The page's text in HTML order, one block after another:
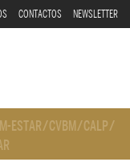
CONTACTOS NEWSLETTER
ESTAR/CVBM/CALP/